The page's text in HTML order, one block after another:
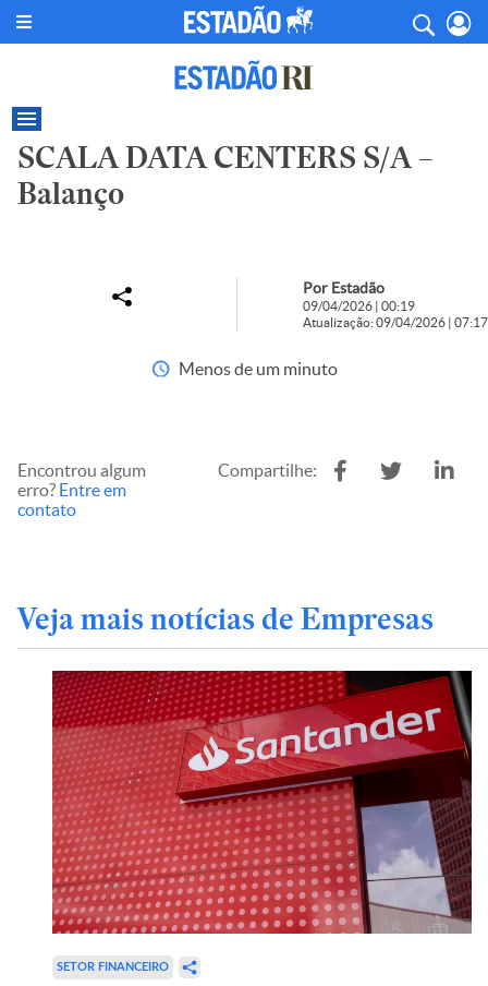
SCALA DATA CENTERS S/A –
Balanço
Por Estadão
09/04/2026 | 00:19
Atualização: 09/04/2026 | 07:17
Menos de um minuto
Encontrou algum
erro? Entre em
contato
Compartilhe:
Veja mais notícias de Empresas
SETOR FINANCEIRO